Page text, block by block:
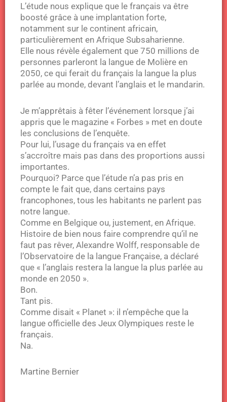
L’étude nous explique que le français va être
boosté grâce à une implantation forte,
notamment sur le continent africain,
particulièrement en Afrique Subsaharienne.
Elle nous révèle également que 750 millions de
personnes parleront la langue de Molière en
2050, ce qui ferait du français la langue la plus
parlée au monde, devant l’anglais et le mandarin.
Je m’apprêtais à fêter l’événement lorsque j’ai
appris que le magazine « Forbes » met en doute
les conclusions de l’enquête.
Pour lui, l’usage du français va en effet
s’accroître mais pas dans des proportions aussi
importantes.
Pourquoi? Parce que l’étude n’a pas pris en
compte le fait que, dans certains pays
francophones, tous les habitants ne parlent pas
notre langue.
Comme en Belgique ou, justement, en Afrique.
Histoire de bien nous faire comprendre qu’il ne
faut pas rêver, Alexandre Wolff, responsable de
l’Observatoire de la langue Française, a déclaré
que « l’anglais restera la langue la plus parlée au
monde en 2050 ».
Bon.
Tant pis.
Comme disait « Planet »: il n’empêche que la
langue officielle des Jeux Olympiques reste le
français.
Na.
Martine Bernier